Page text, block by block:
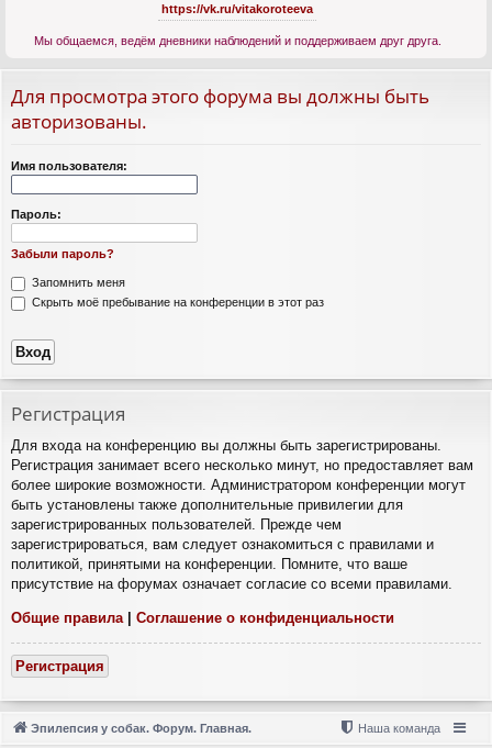
https://vk.ru/vitakoroteeva
Мы общаемся, ведём дневники наблюдений и поддерживаем друг друга.
Для просмотра этого форума вы должны быть
авторизованы.
Имя пользователя:
Пароль:
Забыли пароль?
Запомнить меня
Скрыть моё пребывание на конференции в этот раз
Регистрация
Для входа на конференцию вы должны быть зарегистрированы.
Регистрация занимает всего несколько минут, но предоставляет вам
более широкие возможности. Администратором конференции могут
быть установлены также дополнительные привилегии для
зарегистрированных пользователей. Прежде чем
зарегистрироваться, вам следует ознакомиться с правилами и
политикой, принятыми на конференции. Помните, что ваше
присутствие на форумах означает согласие со всеми правилами.
Общие правила | Соглашение о конфиденциальности
Регистрация
Эпилепсия у собак. Форум. Главная. Наша команда